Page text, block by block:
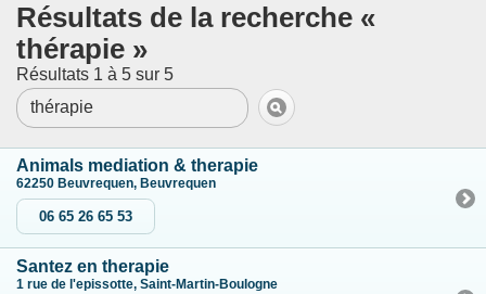
Résultats de la recherche «
thérapie »
Résultats 1 à 5 sur 5
Animals mediation & therapie
62250 Beuvrequen, Beuvrequen
06 65 26 65 53
Santez en therapie
1 rue de l'epissotte, Saint-Martin-Boulogne